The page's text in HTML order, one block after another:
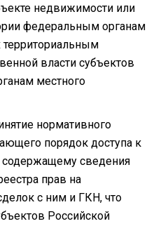
недвижимости или
федеральным органам
территориальным
власти субъектов
местного
нормативного
порядок доступа к
сведения
прав на
с ним и ГКН, что
Российской